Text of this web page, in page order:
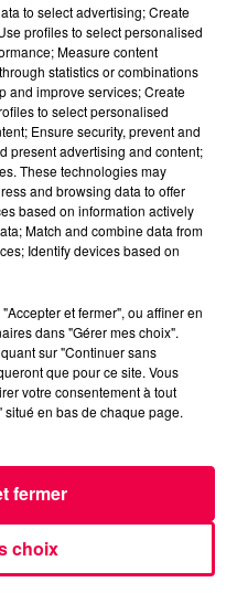
rappelées pour
deux assiettes en
et 2022 par Linvosges.
to select advertising; Create
profiles to select personalised
Measure content
statistics or combinations
and improve services; Create
to select personalised
Ensure security, prevent and
present advertising and content;
These technologies may
and browsing data to offer
based on information actively
Match and combine data from
Identify devices based on
et fermer", ou affiner en
dans "Gérer mes choix".
sur "Continuer sans
que pour ce site. Vous
votre consentement à tout
en bas de chaque page.
choix
fermer